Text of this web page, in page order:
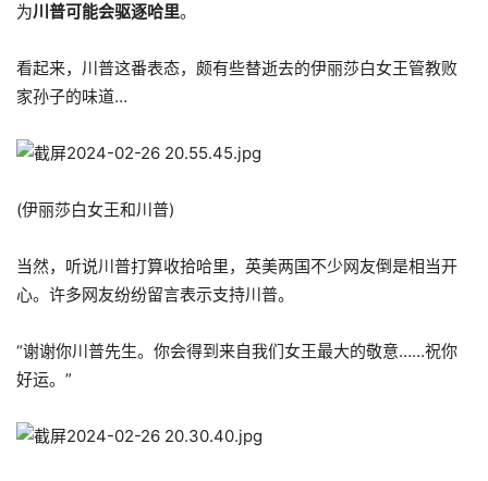
为川普可能会驱逐哈里。
看起来，川普这番表态，颇有些替逝去的伊丽莎白女王管教败
家孙子的味道…
(伊丽莎白女王和川普)
当然，听说川普打算收拾哈里，英美两国不少网友倒是相当开
心。许多网友纷纷留言表示支持川普。
“谢谢你川普先生。你会得到来自我们女王最大的敬意……祝你
好运。”